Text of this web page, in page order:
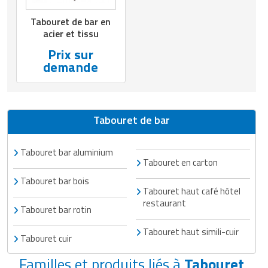
Matériel de musculation
Vêtement sportif
Rôtisserie professionnelle
Sautause professionnelle
Table de cuisson professionnelle
Ustensile de cuisine
Vaisselle restaurant
Vitrines réfrigérées
Tabouret de bar
Tabouret bar aluminium
Tabouret bar bois
Tabouret bar rotin
Tabouret cuir
Tabouret en carton
Tabouret haut café hôtel
restaurant
Tabouret haut simili-cuir
Tabouret de bar en
acier et tissu
Prix sur
demande